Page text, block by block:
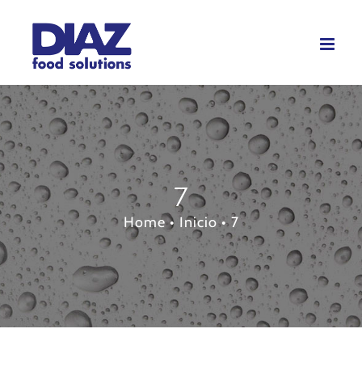
content
7
Home • Inicio • 7